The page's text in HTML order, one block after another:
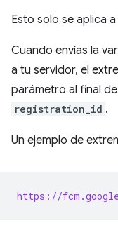
Esto solo se aplica
Cuando envías la
a tu servidor, el
parámetro al final
registration_id .
Un ejemplo de
https://